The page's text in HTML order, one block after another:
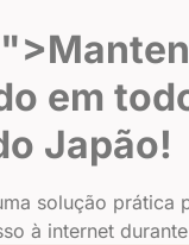
em
Japão!
solução prática
à internet